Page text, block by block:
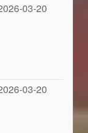
03-20
03-20